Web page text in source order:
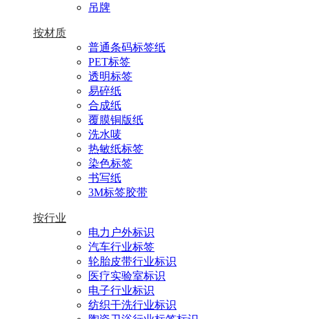
吊牌
按材质
普通条码标签纸
PET标签
透明标签
易碎纸
合成纸
覆膜铜版纸
洗水唛
热敏纸标签
染色标签
书写纸
3M标签胶带
按行业
电力户外标识
汽车行业标签
轮胎皮带行业标识
医疗实验室标识
电子行业标识
纺织干洗行业标识